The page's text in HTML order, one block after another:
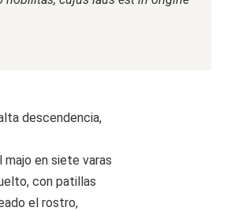
descendencia,
majo en siete varas
con patillas
el rostro,